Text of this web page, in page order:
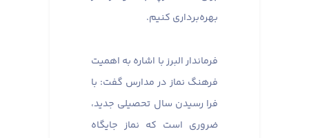
بهره‌برداری کنیم.
فرماندار البرز با اشاره به اهمیت
فرهنگ نماز در مدارس گفت: با
فرا رسیدن سال تحصیلی جدید،
ضروری است که نماز جایگاه